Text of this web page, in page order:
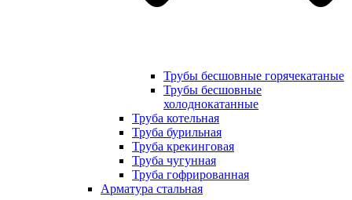
Трубы бесшовные горячекатаные
Трубы бесшовные
холоднокатанные
Труба котельная
Труба бурильная
Труба крекинговая
Труба чугунная
Труба гофрированная
Арматура стальная